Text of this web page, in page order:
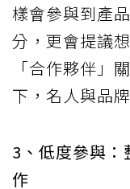
樣會參與到產
分，更會提議
「合作夥伴」
下，名人與品
3、低度參與
作